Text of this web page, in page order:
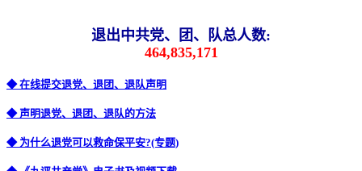
退出中共党、团、队总人数:
464,835,171
◆ 在线提交退党、退团、退队声明
◆ 声明退党、退团、退队的方法
◆ 为什么退党可以救命保平安?(专题)